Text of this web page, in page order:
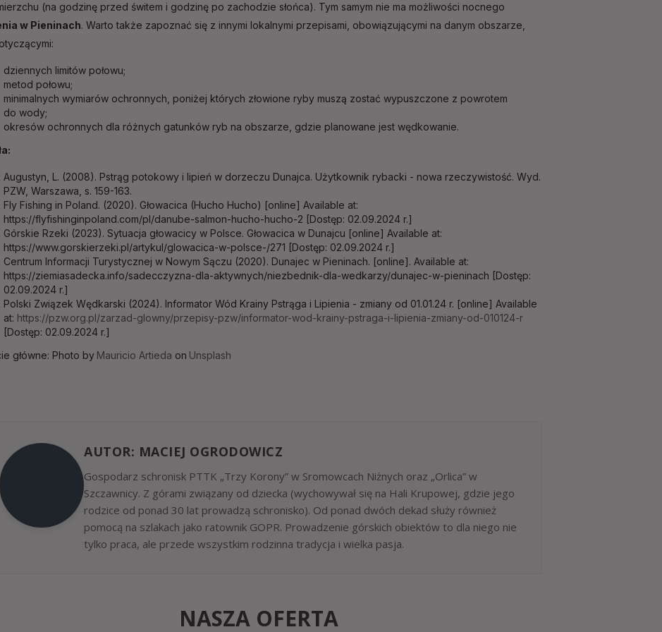
(na godzinę przed świtem i godzinę po zachodzie słońca). Tym samym nie ma możliwości nocnego
w Pieninach. Warto także zapoznać się z innymi lokalnymi przepisami, obowiązującymi na danym obszarze,
dziennych limitów połowu;
metod połowu;
minimalnych wymiarów ochronnych, poniżej których złowione ryby muszą zostać wypuszczone z powrotem
do wody;
okresów ochronnych dla różnych gatunków ryb na obszarze, gdzie planowane jest wędkowanie.
Augustyn, L. (2008). Pstrąg potokowy i lipień w dorzeczu Dunajca. Użytkownik rybacki - nowa rzeczywistość. Wyd.
PZW, Warszawa, s. 159-163.
Fly Fishing in Poland. (2020). Głowacica (Hucho Hucho) [online] Available at:
https://flyfishinginpoland.com/pl/danube-salmon-hucho-hucho-2 [Dostęp: 02.09.2024 r.]
Górskie Rzeki (2023). Sytuacja głowacicy w Polsce. Głowacica w Dunajcu [online] Available at:
https://www.gorskierzeki.pl/artykul/glowacica-w-polsce-/271 [Dostęp: 02.09.2024 r.]
Centrum Informacji Turystycznej w Nowym Sączu (2020). Dunajec w Pieninach. [online]. Available at:
https://ziemiasadecka.info/sadecczyzna-dla-aktywnych/niezbednik-dla-wedkarzy/dunajec-w-pieninach [Dostęp:
02.09.2024 r.]
Polski Związek Wędkarski (2024). Informator Wód Krainy Pstrąga i Lipienia - zmiany od 01.01.24 r. [online] Available
at: https://pzw.org.pl/zarzad-glowny/przepisy-pzw/informator-wod-krainy-pstraga-i-lipienia-zmiany-od-010124-r
[Dostęp: 02.09.2024 r.]
główne: Photo by Mauricio Artieda on Unsplash
AUTOR: MACIEJ OGRODOWICZ
Gospodarz schronisk PTTK „Trzy Korony” w Sromowcach Niżnych oraz „Orlica” w
Szczawnicy. Z górami związany od dziecka (wychowywał się na Hali Krupowej, gdzie jego
rodzice od ponad 30 lat prowadzą schronisko). Od ponad dwóch dekad służy również
pomocą na szlakach jako ratownik GOPR. Prowadzenie górskich obiektów to dla niego nie
tylko praca, ale przede wszystkim rodzinna tradycja i wielka pasja.
NASZA OFERTA